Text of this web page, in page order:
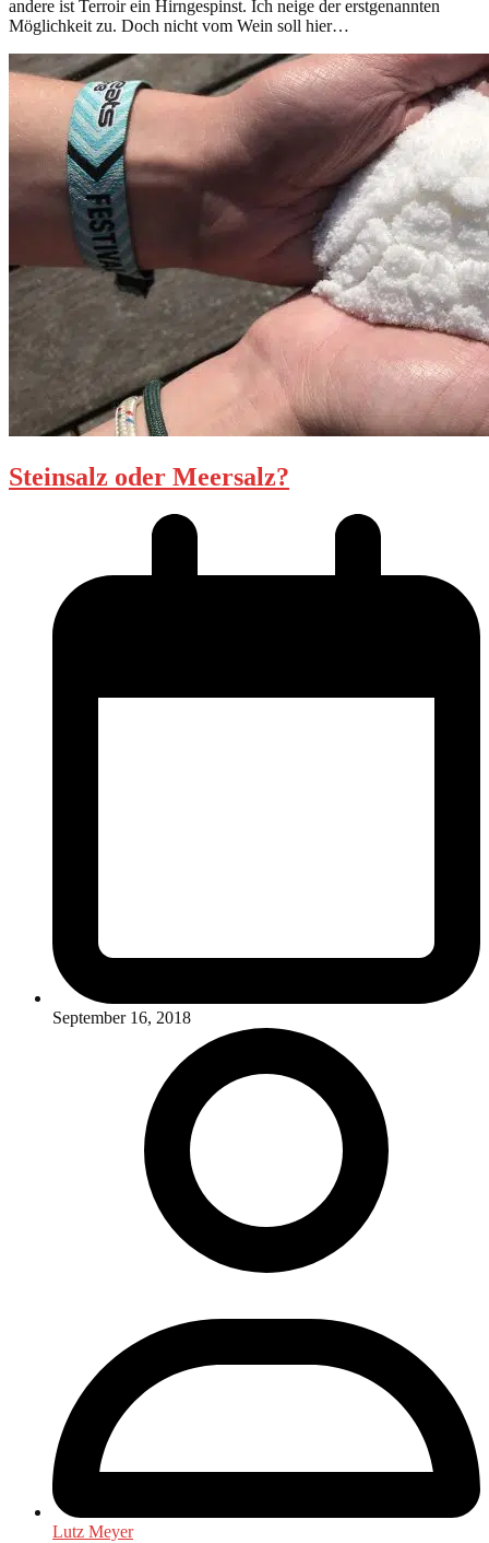
andere ist Terroir ein Hirngespinst. Ich neige der erstgenannten
Möglichkeit zu. Doch nicht vom Wein soll hier…
Steinsalz oder Meersalz?
September 16, 2018
Lutz Meyer